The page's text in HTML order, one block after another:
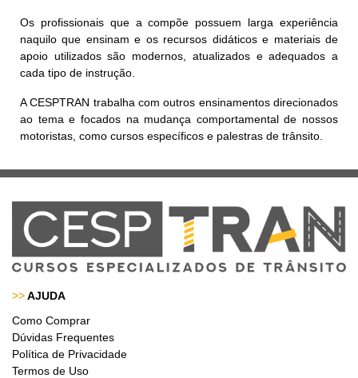
Os profissionais que a compõe possuem larga experiência
naquilo que ensinam e os recursos didáticos e materiais de
apoio utilizados são modernos, atualizados e adequados a
cada tipo de instrução.
A CESPTRAN trabalha com outros ensinamentos direcionados
ao tema e focados na mudança comportamental de nossos
motoristas, como cursos específicos e palestras de trânsito.
>>AJUDA
Como Comprar
Dúvidas Frequentes
Política de Privacidade
Termos de Uso